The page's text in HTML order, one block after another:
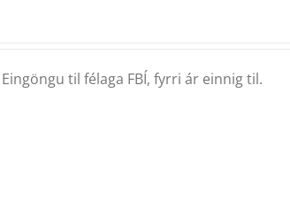
til félaga FBÍ, fyrri ár einnig til.